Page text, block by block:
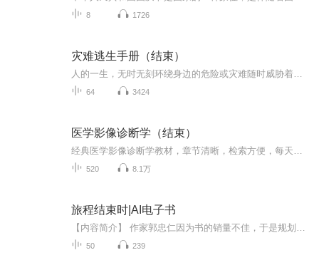
8 1726
灾难逃生手册（结束）
64 3424
医学影像诊断学（结束）
520 8.1万
旅程结束时|AI电子书
50 239